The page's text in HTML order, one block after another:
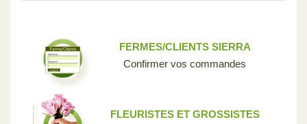
FERMES/CLIENTS SIERRA
Confirmer vos commandes
FLEURISTES ET GROSSISTES